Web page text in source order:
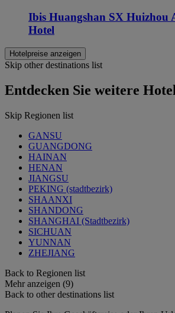
Ibis Huangshan SX Huizhou
Hotel
Hotelpreise anzeigen
Skip other destinations list
Entdecken Sie weitere
Skip Regionen list
GANSU
GUANGDONG
HAINAN
HENAN
JIANGSU
PEKING (stadtbezirk)
SHAANXI
SHANDONG
SHANGHAI (Stadtbezirk)
SICHUAN
YUNNAN
ZHEJIANG
Back to Regionen list
Mehr anzeigen (9)
Back to other destinations list